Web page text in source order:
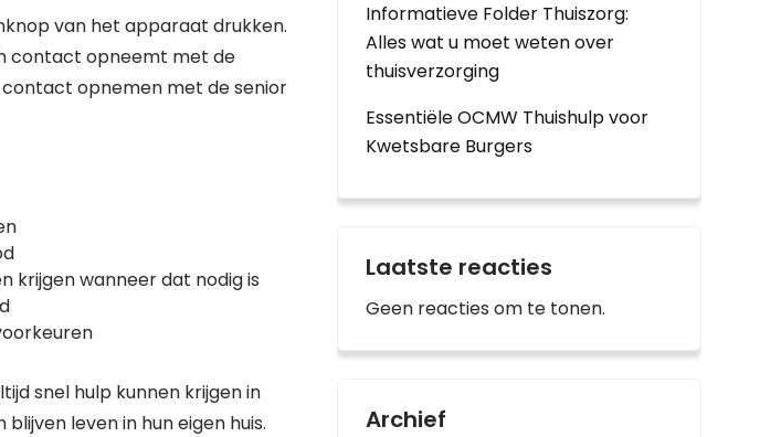
van het apparaat drukken.
contact opneemt met de
opnemen met de senior
krijgen wanneer dat nodig is
snel hulp kunnen krijgen in
leven in hun eigen huis.
Informatieve Folder Thuiszorg:
Alles wat u moet weten over
thuisverzorging
Essentiële OCMW Thuishulp voor
Kwetsbare Burgers
Laatste reacties
Geen reacties om te tonen.
Archief